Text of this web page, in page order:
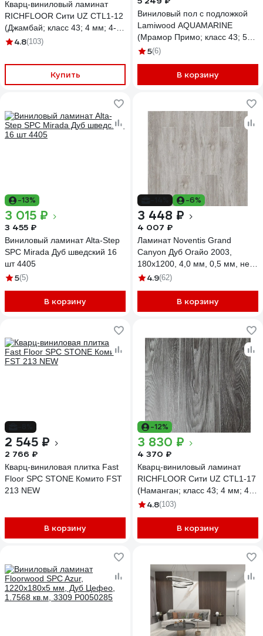
Кварц-виниловый ламинат
RICHFLOOR Сити UZ CТL1-12
(Джамбай; класс 43; 4 мм; 4-х
сторонняя; площадь упаковки
4.8(103)
Купить
Виниловый пол с подложкой
Lamiwood AQUAMARINE
(Мрамор Примо; класс 43; 5
мм, микрофаска; 1,86 кв.м) M-
5(6)
В корзину
-13%
3 015 ₽
3 455 ₽
Виниловый ламинат Alta-Step
SPC Mirada Дуб шведский 16
шт 4405
5(5)
В корзину
-6%
3 448 ₽
4 007 ₽
Ламинат Noventis Grand
Сanyon Дуб Огайо 2003,
180x1200, 4,0 мм, 0,5 мм, не в
регистр, 2,16 м, 10 шт.
4.9(62)
В корзину
2 545 ₽
2 766 ₽
Кварц-виниловая плитка Fast
Floor SPC STONE Комито FST
213 NEW
В корзину
-12%
3 830 ₽
4 370 ₽
Кварц-виниловый ламинат
RICHFLOOR Сити UZ CТL1-17
(Наманган; класс 43; 4 мм; 4-х
сторонняя; площадь упаковки
4.8(103)
В корзину